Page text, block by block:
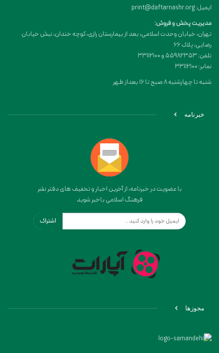
ایمیل: print@daftarnashr.org
مدیریت پخش و فروش:
تهران، خیابان وحدت اسلامی، بعد از بیمارستان رازی، کوچه خندان، نبش خیابان
رضایی، پلاک ۶۶
تلفن: 55982353 و 33112100
نمابر: 33112100
شنبه تا چهارشنبه 8 صبح تا 16 بعداز ظهر
خبرنامه
با عضویت در خبرنامه، از آخرین اخبار و تخفیف های دفتر نشر
فرهنگ اسلامی باخبر شوید
اشتراک
مجوزها